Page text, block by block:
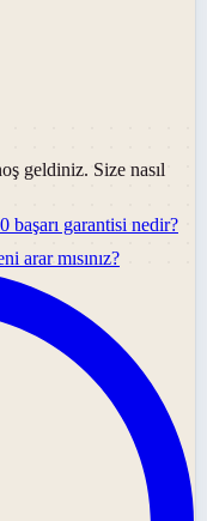
geldiniz. Size nasıl
başarı garantisi nedir?
arar mısınız?